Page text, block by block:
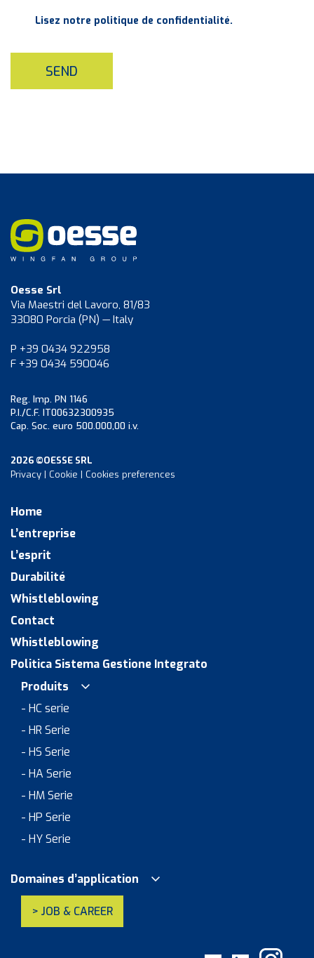
Lisez notre politique de confidentialité.
SEND
Oesse Srl
Via Maestri del Lavoro, 81/83
33080 Porcia (PN) — Italy
P +39 0434 922958
F +39 0434 590046
Reg. Imp. PN 1146
P.I./C.F. IT00632300935
Cap. Soc. euro 500.000,00 i.v.
2026 ©OESSE SRL
Privacy | Cookie | Cookies preferences
Home
L’entreprise
L’esprit
Durabilité
Whistleblowing
Contact
Whistleblowing
Politica Sistema Gestione Integrato
Produits
- HC serie
- HR Serie
- HS Serie
- HA Serie
- HM Serie
- HP Serie
- HY Serie
Domaines d’application
> JOB & CAREER